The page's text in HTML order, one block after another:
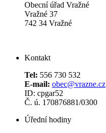
Obecní úřad Vražné
Vražné 37
742 34 Vražné
Kontakt
Tel: 556 730 532
E-mail: obec@vrazne.cz
ID: cpgar52
Č. ú. 170876881/0300
Úřední hodiny